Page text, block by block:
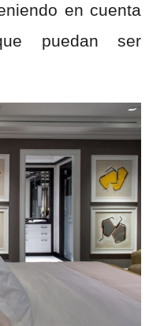
en cuenta
puedan ser